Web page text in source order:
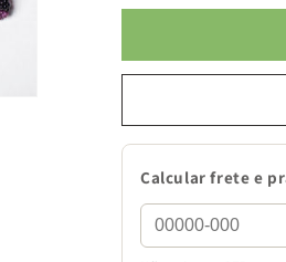
Calcular frete e